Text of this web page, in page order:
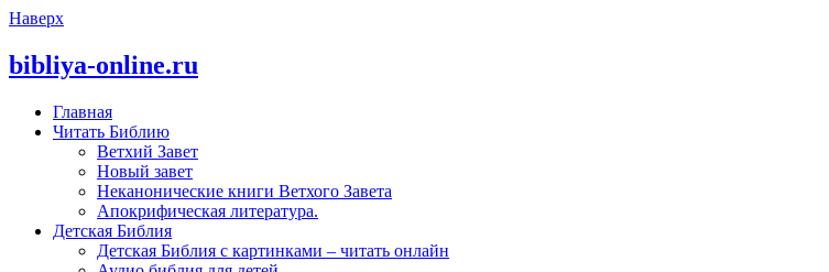
Наверх
bibliya-online.ru
Главная
Читать Библию
Ветхий Завет
Новый завет
Неканонические книги Ветхого Завета
Апокрифическая литература.
Детская Библия
Детская Библия с картинками – читать онлайн